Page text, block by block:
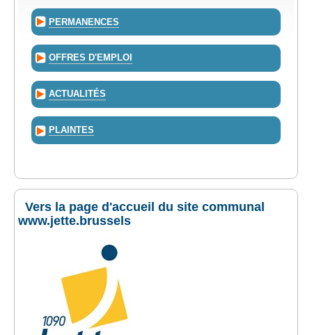
PERMANENCES
OFFRES D'EMPLOI
ACTUALITÉS
PLAINTES
Vers la page d'accueil du site communal
www.jette.brussels